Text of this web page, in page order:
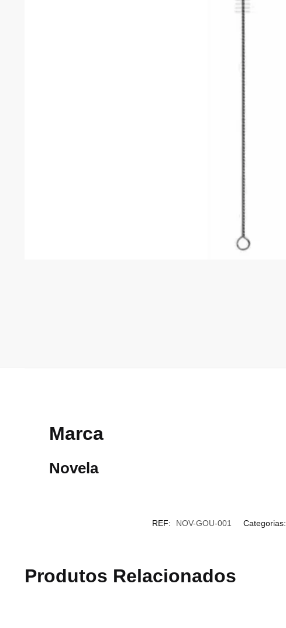
Marca
Novela
REF: NOV-GOU-001 Categorias:
Produtos Relacionados